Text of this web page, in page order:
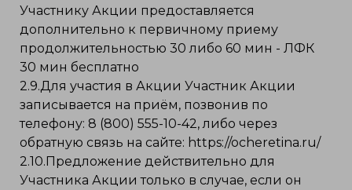
Участнику Акции предоставляется
дополнительно к первичному приему
продолжительностью 30 либо 60 мин - ЛФК
30 мин бесплатно
2.9.Для участия в Акции Участник Акции
записывается на приём, позвонив по
телефону: 8 (800) 555-10-42, либо через
обратную связь на сайте: https://ocheretina.ru/
2.10.Предложение действительно для
Участника Акции только в случае, если он